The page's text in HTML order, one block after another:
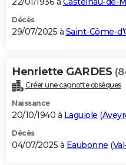
Décès
29/07/2025 à Saint-Côme-
Henriette GARDES
Créer une cagnotte obsèques
Naissance
20/10/1940 à Laguiole (
Décès
04/07/2025 à Eaubonne (